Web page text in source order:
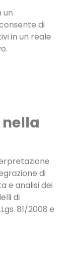
un
di
in un reale
di
e analisi dei
di
81/2008 e